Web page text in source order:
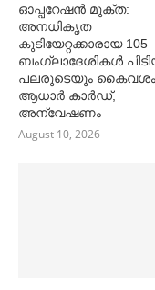
ഓപ്പറേഷൻ മുക്ത:
അനധികൃത
കുടിയേറ്റക്കാരായ 105
ബംഗ്ലാദേശികള്‍
പലരുടെയും കൈവശം
ആധാര്‍ കാര്‍ഡ്,
അന്വേഷണം
August 10, 2026